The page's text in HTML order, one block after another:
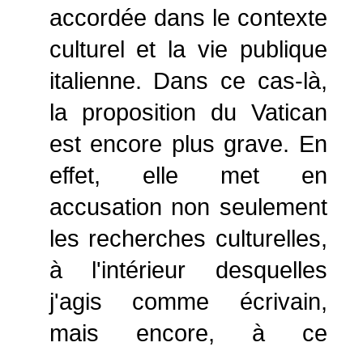
accordée dans le contexte
culturel et la vie publique
italienne. Dans ce cas-là,
la proposition du Vatican
est encore plus grave. En
effet, elle met en
accusation non seulement
les recherches culturelles,
à l'intérieur desquelles
j'agis comme écrivain,
mais encore, à ce